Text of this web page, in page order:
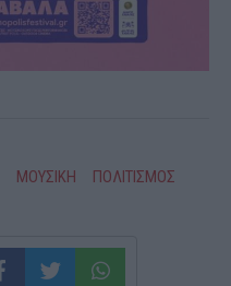
ΜΟΥΣΙΚΗ
ΠΟΛΙΤΙΣΜΟΣ